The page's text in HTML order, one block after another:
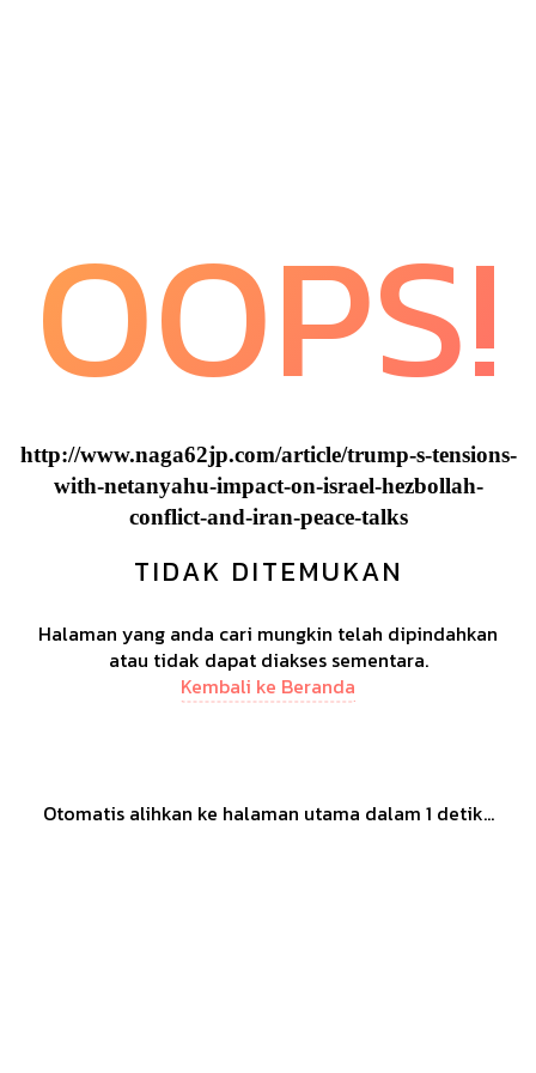
OOPS!
http://www.naga62jp.com/article/trump-s-tensions-
with-netanyahu-impact-on-israel-hezbollah-
conflict-and-iran-peace-talks
TIDAK DITEMUKAN
Halaman yang anda cari mungkin telah dipindahkan
atau tidak dapat diakses sementara.
Kembali ke Beranda
Otomatis alihkan ke halaman utama dalam 1 detik...